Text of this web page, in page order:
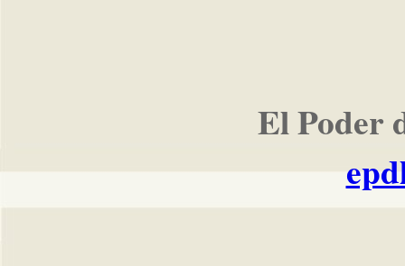
El Poder